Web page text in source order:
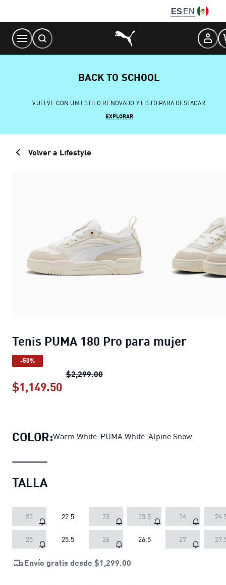
Content
ES EN
BACK TO SCHOOL
VUELVE CON UN ESTILO RENOVADO Y LISTO PARA DESTACAR
EXPLORAR
Volver a Lifestyle
Tenis PUMA 180 Pro para mujer
-50%
$2,299.00Tenis PUMA 180 Pro para mujer
$1,149.50
COLOR:Warm White-PUMA White-Alpine Snow
TALLA
22 22.5 23 23.5 24
25 25.5 26 26.5 27
Envío gratis desde $1,299.00